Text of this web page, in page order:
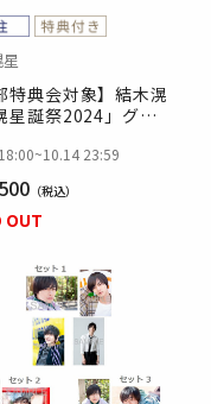
OUT
特典会対象】結木滉
星誕祭2024」グッ
~10.14 23:59